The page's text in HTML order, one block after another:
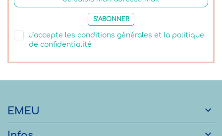
S’ABONNER
J'accepte les conditions générales et la politique
de confidentialité
EMEU 